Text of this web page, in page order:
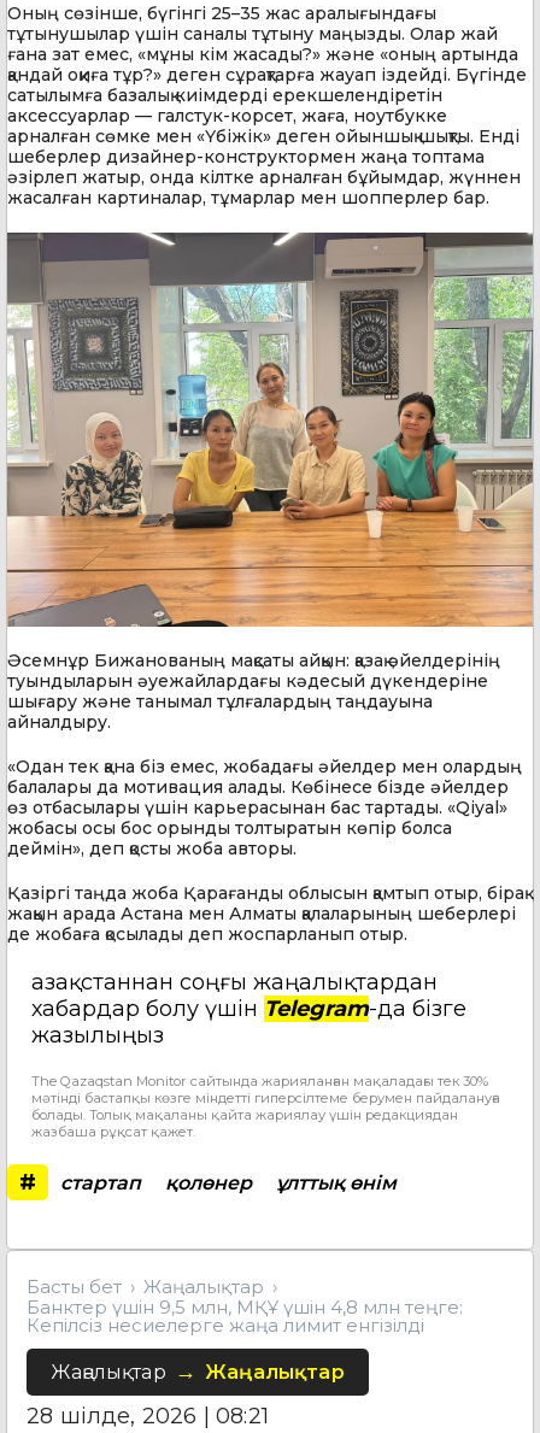
Оның сөзінше, бүгінгі 25–35 жас аралығындағы
тұтынушылар үшін саналы тұтыну маңызды. Олар жай
ғана зат емес, «мұны кім жасады?» және «оның артында
қандай оқиға тұр?» деген сұрақтарға жауап іздейді. Бүгінде
сатылымға базалық киімдерді ерекшелендіретін
аксессуарлар — галстук-корсет, жаға, ноутбукке
арналған сөмке мен «Үбіжік» деген ойыншық шықты. Енді
шеберлер дизайнер-конструктормен жаңа топтама
әзірлеп жатыр, онда кілтке арналған бұйымдар, жүннен
жасалған картиналар, тұмарлар мен шопперлер бар.
Әсемнұр Бижанованың мақсаты айқын: қазақ әйелдерінің
туындыларын әуежайлардағы кәдесый дүкендеріне
шығару және танымал тұлғалардың таңдауына
айналдыру.
«Одан тек қана біз емес, жобадағы әйелдер мен олардың
балалары да мотивация алады. Көбінесе бізде әйелдер
өз отбасылары үшін карьерасынан бас тартады. «Qiyal»
жобасы осы бос орынды толтыратын көпір болса
деймін», деп қосты жоба авторы.
Қазіргі таңда жоба Қарағанды облысын қамтып отыр, бірақ
жақын арада Астана мен Алматы қалаларының шеберлері
де жобаға қосылады деп жоспарланып отыр.
Қазақстаннан соңғы жаңалықтардан
хабардар болу үшін Telegram-да бізге
жазылыңыз
The Qazaqstan Monitor сайтында жарияланған мақаладағы тек 30%
мәтінді бастапқы көзге міндетті гиперсілтеме берумен пайдалануға
болады. Толық мақаланы қайта жариялау үшін редакциядан
жазбаша рұқсат қажет.
# стартап қолөнер ұлттық өнім
Басты бет
Жаңалықтар
Банктер үшін 9,5 млн, МҚҰ үшін 4,8 млн теңге:
Кепілсіз несиелерге жаңа лимит енгізілді
Жаңалықтар Жаңалықтар
28 шілде, 2026 | 08:21